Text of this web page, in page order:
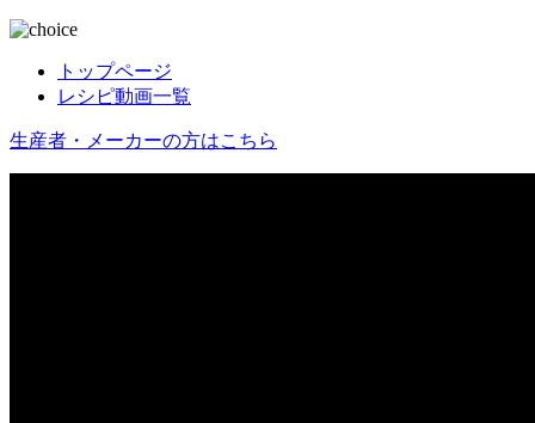
トップページ
レシピ動画一覧
生産者・メーカーの方はこちら